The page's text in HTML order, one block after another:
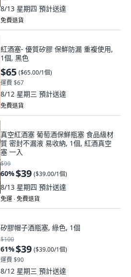
8/13 星期四 預計送達
免費退貨
紅酒塞- 優質矽膠 保鮮防漏 重複使用,
1個, 黑色
$65 ($65.00/1個)
運費 $67
8/12 星期三 預計送達
免費退貨
真空紅酒塞 葡萄酒保鮮瓶塞 食品級材
質 密封不漏液 易收納, 1個, 紅酒真空
塞 一入
$99
60%$39 ($39.00/1個)
8/13 星期四 預計送達
免運 ∙ 免費退貨
矽膠帽子酒瓶塞, 綠色, 1個
$100
61%$39 ($39.00/1個)
運費 $90
8/12 星期三 預計送達